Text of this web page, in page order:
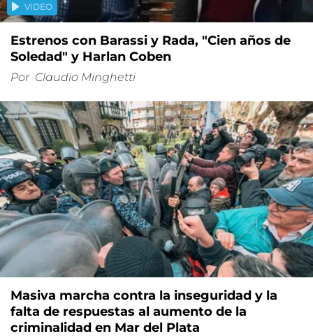
VIDEO
Estrenos con Barassi y Rada, "Cien años de
Soledad" y Harlan Coben
Por Claudio Minghetti
Masiva marcha contra la inseguridad y la
falta de respuestas al aumento de la
criminalidad en Mar del Plata